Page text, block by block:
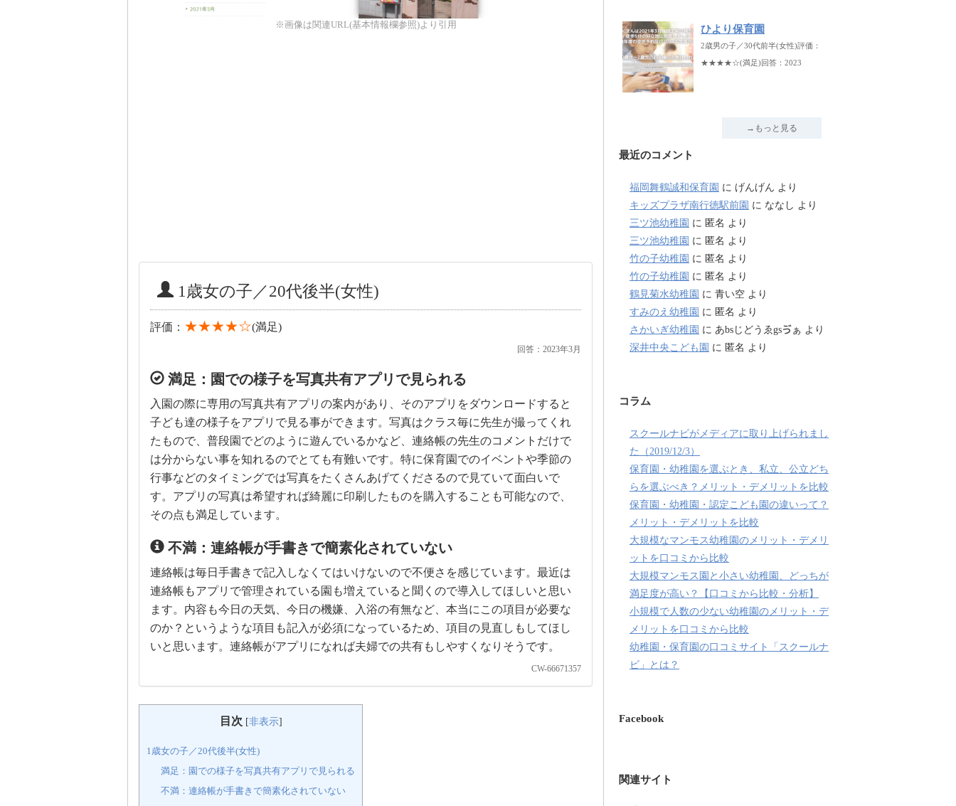
※画像は関連URL(基本情報欄参照)より引用
1歳女の子／20代後半(女性)
評価： ★★★★☆(満足)
回答：2023年3月
満足：園での様子を写真共有アプリで見られる
入園の際に専用の写真共有アプリの案内があり、そのアプリをダウンロードすると
子ども達の様子をアプリで見る事ができます。写真はクラス毎に先生が撮ってくれ
たもので、普段園でどのように遊んでいるかなど、連絡帳の先生のコメントだけで
は分からない事を知れるのでとても有難いです。特に保育園でのイベントや季節の
行事などのタイミングでは写真をたくさんあげてくださるので見ていて面白いで
す。アプリの写真は希望すれば綺麗に印刷したものを購入することも可能なので、
その点も満足しています。
不満：連絡帳が手書きで簡素化されていない
連絡帳は毎日手書きで記入しなくてはいけないので不便さを感じています。最近は
連絡帳もアプリで管理されている園も増えていると聞くので導入してほしいと思い
ます。内容も今日の天気、今日の機嫌、入浴の有無など、本当にこの項目が必要な
のか？というような項目も記入が必須になっているため、項目の見直しもしてほし
いと思います。連絡帳がアプリになれば夫婦での共有もしやすくなりそうです。
CW-66671357
目次 [非表示]
1歳女の子／20代後半(女性)
満足：園での様子を写真共有アプリで見られる
不満：連絡帳が手書きで簡素化されていない
ひより保育園
2歳男の子／30代前半(女性)評価：
★★★★☆(満足)回答：2023
→もっと見る
最近のコメント
福岡舞鶴誠和保育園 に げんげん より
キッズプラザ南行徳駅前園 に ななし より
三ツ池幼稚園 に 匿名 より
三ツ池幼稚園 に 匿名 より
竹の子幼稚園 に 匿名 より
竹の子幼稚園 に 匿名 より
鶴見菊水幼稚園 に 青い空 より
すみのえ幼稚園 に 匿名 より
さかいぎ幼稚園 に あbsじどうゑgsゔぁ より
深井中央こども園 に 匿名 より
コラム
スクールナビがメディアに取り上げられまし
た（2019/12/3）
保育園・幼稚園を選ぶとき、私立、公立どち
らを選ぶべき？メリット・デメリットを比較
保育園・幼稚園・認定こども園の違いって？
メリット・デメリットを比較
大規模なマンモス幼稚園のメリット・デメリ
ットを口コミから比較
大規模マンモス園と小さい幼稚園、どっちが
満足度が高い？【口コミから比較・分析】
小規模で人数の少ない幼稚園のメリット・デ
メリットを口コミから比較
幼稚園・保育園の口コミサイト「スクールナ
ビ」とは？
Facebook
関連サイト